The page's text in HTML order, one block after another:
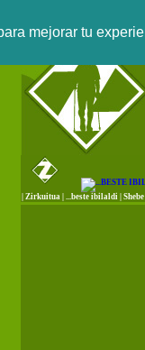
mejorar tu
Zirkuitua ...beste ibilaldi